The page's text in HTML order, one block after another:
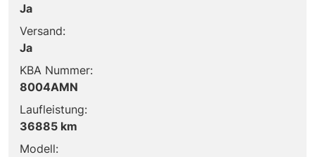
Ja
Versand:
Ja
KBA Nummer:
8004AMN
Laufleistung:
36885 km
Modell: